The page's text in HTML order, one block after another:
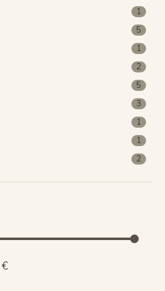
1
5
1
2
5
3
1
1
2